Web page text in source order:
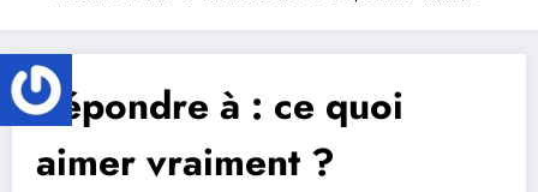
Répondre à : ce quoi
aimer vraiment ?